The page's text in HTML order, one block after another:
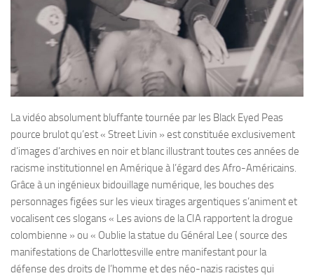
La vidéo absolument bluffante tournée par les Black Eyed Peas
pource brulot qu’est « Street Livin » est constituée exclusivement
d’images d’archives en noir et blanc illustrant toutes ces années de
racisme institutionnel en Amérique à l’égard des Afro-Américains.
Grâce à un ingénieux bidouillage numérique, les bouches des
personnages figées sur les vieux tirages argentiques s’animent et
vocalisent ces slogans « Les avions de la CIA rapportent la drogue
colombienne » ou « Oublie la statue du Général Lee ( source des
manifestations de Charlottesville entre manifestant pour la
défense des droits de l’homme et des néo-nazis racistes qui